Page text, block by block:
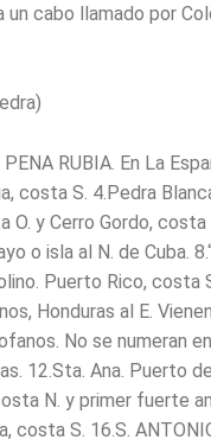
cabo llamado por
PENA RUBIA. En La
costa S. 4.Pedra
O. y Cerro Gordo,
o isla al N. de Cuba.
Puerto Rico, costa
Honduras al E.
No se numeran
12.Sta. Ana. Puerto
N. y primer fuerte
costa S. 16.S.